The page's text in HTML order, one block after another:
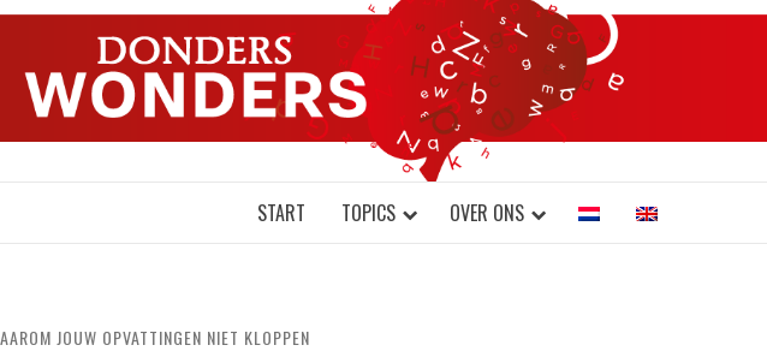
DONDERS
// ON BRAINS AND SCIENCE
START TOPICS OVER ONS
JOUW OPVATTINGEN NIET KLOPPEN